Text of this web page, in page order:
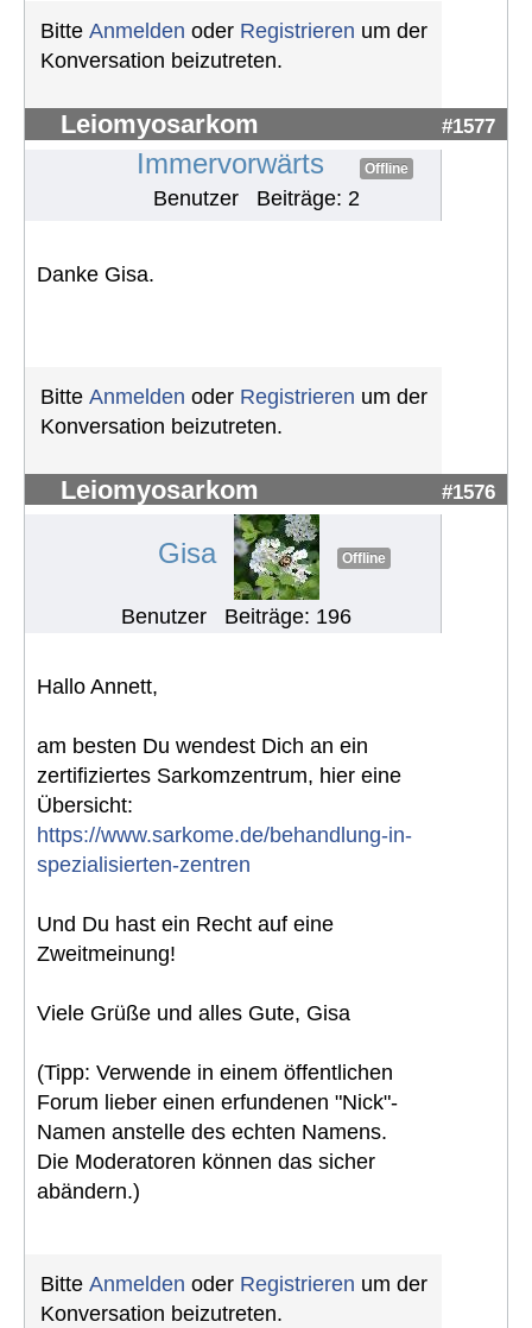
Bitte Anmelden oder Registrieren um der
Konversation beizutreten.
Leiomyosarkom #1577
Immervorwärts Offline
Benutzer Beiträge: 2
Danke Gisa.
Bitte Anmelden oder Registrieren um der
Konversation beizutreten.
Leiomyosarkom #1576
Gisa Offline
Benutzer Beiträge: 196
Hallo Annett,
am besten Du wendest Dich an ein
zertifiziertes Sarkomzentrum, hier eine
Übersicht:
https://www.sarkome.de/behandlung-in-
spezialisierten-zentren
Und Du hast ein Recht auf eine
Zweitmeinung!
Viele Grüße und alles Gute, Gisa
(Tipp: Verwende in einem öffentlichen
Forum lieber einen erfundenen "Nick"-
Namen anstelle des echten Namens.
Die Moderatoren können das sicher
abändern.)
Bitte Anmelden oder Registrieren um der
Konversation beizutreten.